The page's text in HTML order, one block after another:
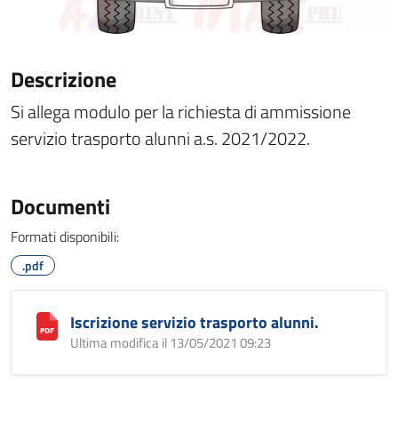
Descrizione
Si allega modulo per la richiesta di ammissione
servizio trasporto alunni a.s. 2021/2022.
Documenti
Formati disponibili:
.pdf
Iscrizione servizio trasporto alunni.
Ultima modifica il 13/05/2021 09:23